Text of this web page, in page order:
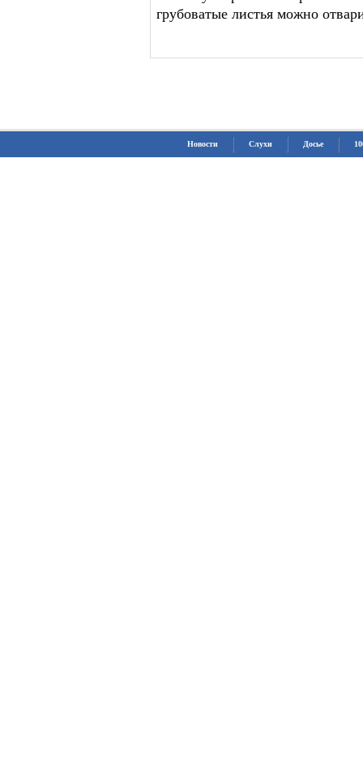
грубоватые листья можно
Новости Слухи Досье